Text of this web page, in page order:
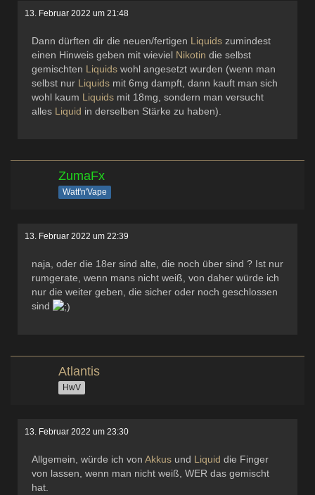
13. Februar 2022 um 21:48
Dann dürften dir die neuen/fertigen Liquids zumindest
einen Hinweis geben mit wieviel Nikotin die selbst
gemischten Liquids wohl angesetzt wurden (wenn man
selbst nur Liquids mit 6mg dampft, dann kauft man sich
wohl kaum Liquids mit 18mg, sondern man versucht
alles Liquid in derselben Stärke zu haben).
ZumaFx
Watt'n'Vape
13. Februar 2022 um 22:39
naja, oder die 18er sind alte, die noch über sind ? Ist nur
rumgerate, wenn mans nicht weiß, von daher würde ich
nur die weiter geben, die sicher oder noch geschlossen
sind
Atlantis
HwV
13. Februar 2022 um 23:30
Allgemein, würde ich von Akkus und Liquid die Finger
von lassen, wenn man nicht weiß, WER das gemischt
hat.